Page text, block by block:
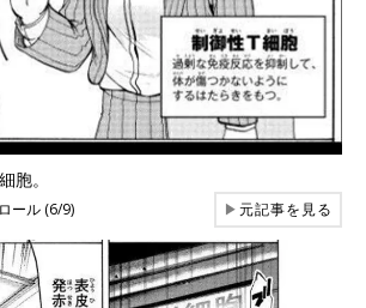
胞。
ール (6/9) ▶元記事を見る